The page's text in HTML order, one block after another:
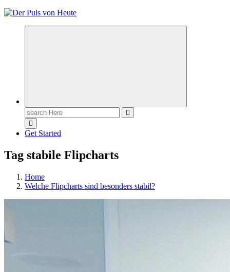
Meldungen die Resonanz finden
Search
for:
Get Started
Tag stabile Flipcharts
Home
Welche Flipcharts sind besonders stabil?